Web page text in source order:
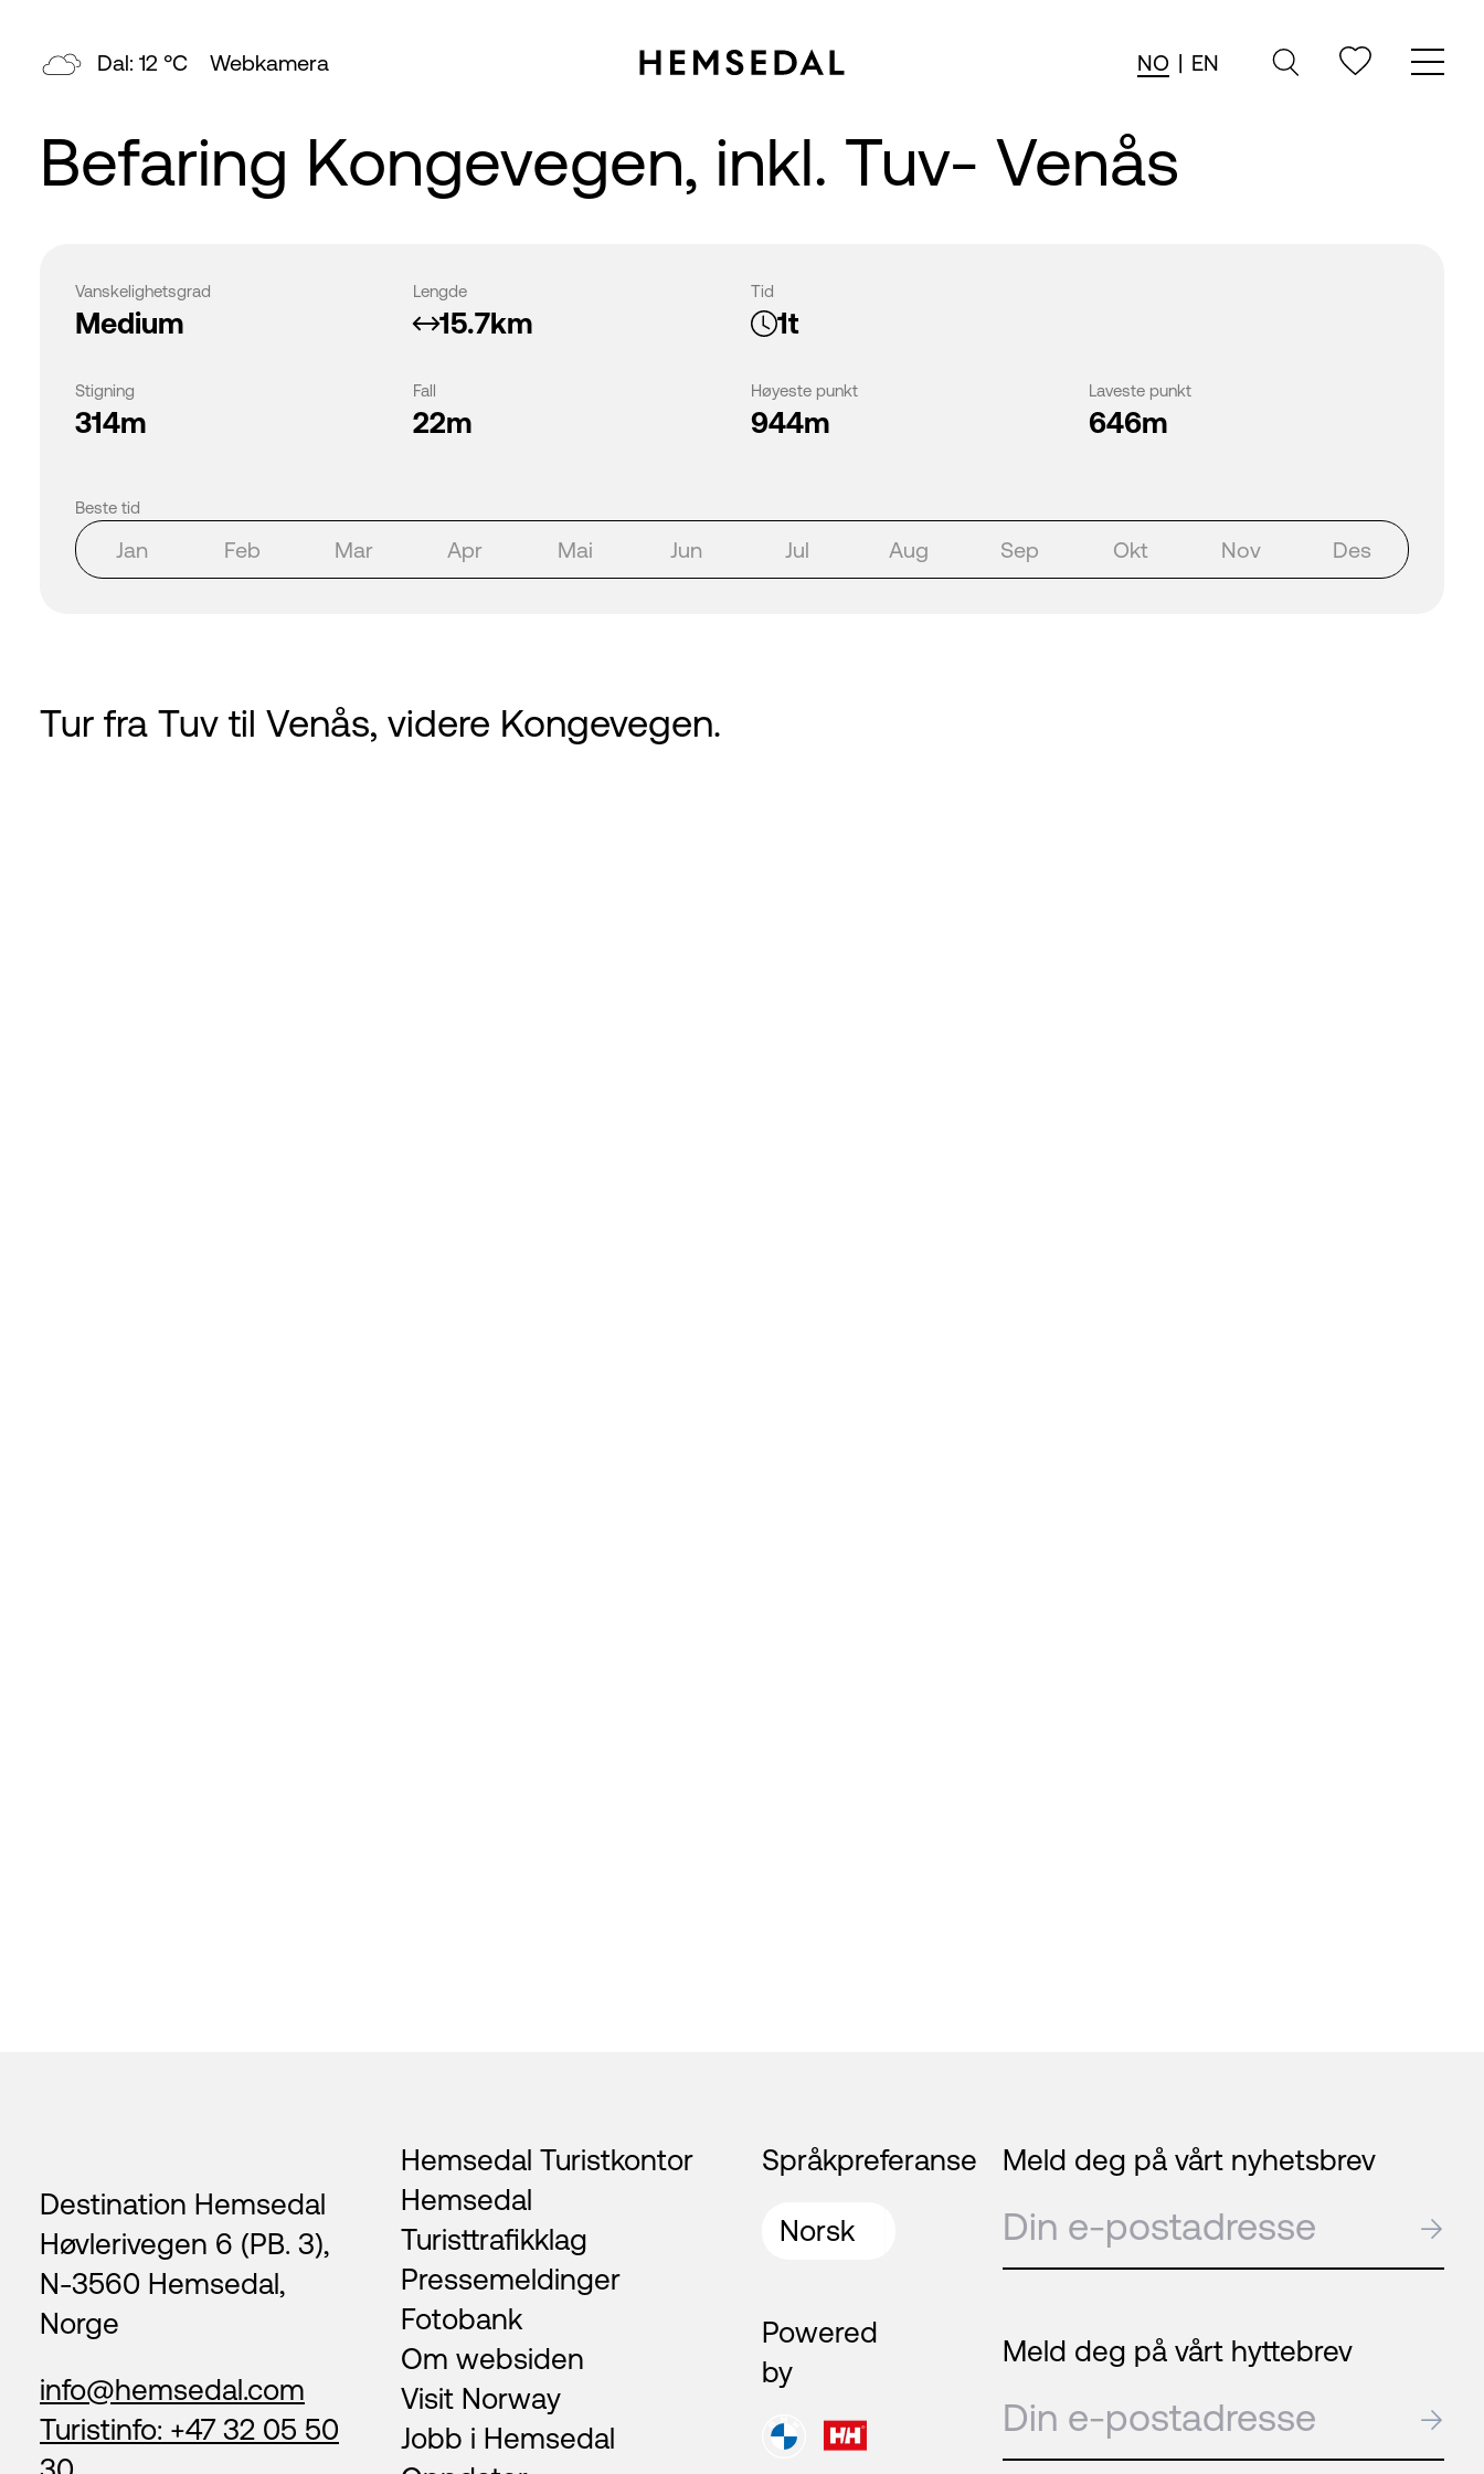
Dal: 12 °C Webkamera NO | EN
Befaring Kongevegen, inkl. Tuv- Venås
Vanskelighetsgrad
Medium
Lengde
15.7km
Tid
1t
Stigning
314m
Fall
22m
Høyeste punkt
944m
Laveste punkt
646m
Beste tid
Jan Feb Mar Apr Mai Jun Jul Aug Sep Okt Nov Des
Tur fra Tuv til Venås, videre Kongevegen.
Destination Hemsedal
Høvlerivegen 6 (PB. 3),
N-3560 Hemsedal,
Norge
info@hemsedal.com
Turistinfo: +47 32 05 50
Hemsedal Turistkontor
Hemsedal
Turisttrafikklag
Pressemeldinger
Fotobank
Om websiden
Visit Norway
Jobb i Hemsedal
Språkpreferanse
Powered
by
Meld deg på vårt nyhetsbrev
E-post
→
Meld deg på vårt hyttebrev
E-post
→